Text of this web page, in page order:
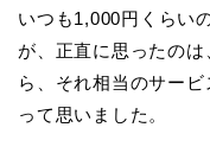
いつも1,000円くらい
が、正直に思ったの
ら、それ相当のサー
って思いました。